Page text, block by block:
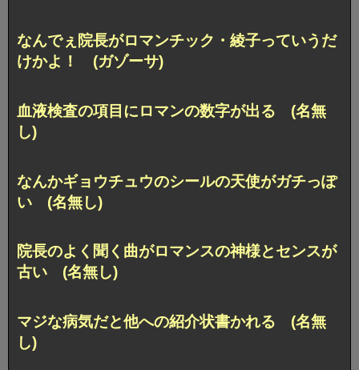
なんでぇ院長がロマンチック・綾子っていうだ
けかよ！ (ガゾーサ)
血液検査の項目にロマンの数字が出る (名無
し)
なんかギョウチュウのシールの天使がガチっぽ
い (名無し)
院長のよく聞く曲がロマンスの神様とセンスが
古い (名無し)
マジな病気だと他への紹介状書かれる (名無
し)